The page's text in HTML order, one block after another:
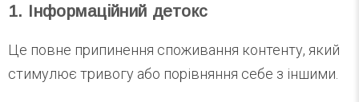
1. Інформаційний детокс
Це повне припинення споживання контенту, який
стимулює тривогу або порівняння себе з іншими.